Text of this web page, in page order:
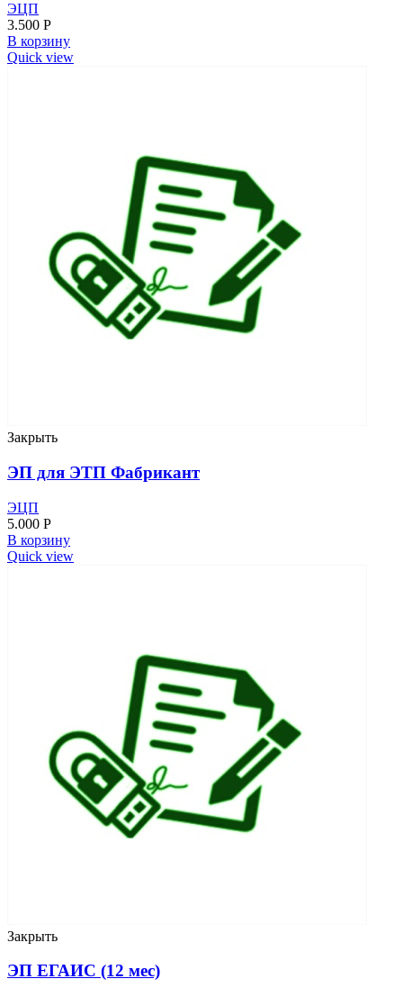
ЭЦП
3.500 Р
В корзину
Quick view
Закрыть
ЭП для ЭТП Фабрикант
ЭЦП
5.000 Р
В корзину
Quick view
Закрыть
ЭП ЕГАИС (12 мес)